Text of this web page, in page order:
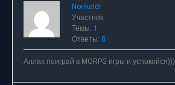
Norikaldr
Участник
Темы: 1
Ответы: 8
Аллах поиграй в MORPG игры и успокойся)))